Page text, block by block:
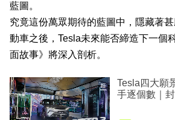
事
專
訂
閱
藍圖。
究竟這份萬眾期待的藍圖中，隱藏著
動車之後，Tesla未來能否締造下一個
面故事》將深入剖析。
Tesla四大願
手逐個數｜